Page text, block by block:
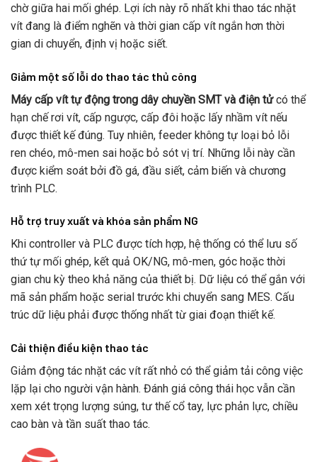
chờ giữa hai mối ghép. Lợi ích này rõ nhất khi thao tác nhặt
vít đang là điểm nghẽn và thời gian cấp vít ngắn hơn thời
gian di chuyển, định vị hoặc siết.
Giảm một số lỗi do thao tác thủ công
Máy cấp vít tự động trong dây chuyền SMT và điện tửcó thể
hạn chế rơi vít, cấp ngược, cấp đôi hoặc lấy nhầm vít nếu
được thiết kế đúng. Tuy nhiên, feeder không tự loại bỏ lỗi
ren chéo, mô-men sai hoặc bỏ sót vị trí. Những lỗi này cần
được kiểm soát bởi đồ gá, đầu siết, cảm biến và chương
trình PLC.
Hỗ trợ truy xuất và khóa sản phẩm NG
Khi controller và PLC được tích hợp, hệ thống có thể lưu số
thứ tự mối ghép, kết quả OK/NG, mô-men, góc hoặc thời
gian chu kỳ theo khả năng của thiết bị. Dữ liệu có thể gắn với
mã sản phẩm hoặc serial trước khi chuyển sang MES. Cấu
trúc dữ liệu phải được thống nhất từ giai đoạn thiết kế.
Cải thiện điều kiện thao tác
Giảm động tác nhặt các vít rất nhỏ có thể giảm tải công việc
lặp lại cho người vận hành. Đánh giá công thái học vẫn cần
xem xét trọng lượng súng, tư thế cổ tay, lực phản lực, chiều
cao bàn và tần suất thao tác.